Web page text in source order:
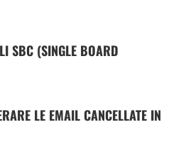
SBC (SINGLE BOARD
LE EMAIL CANCELLATE IN